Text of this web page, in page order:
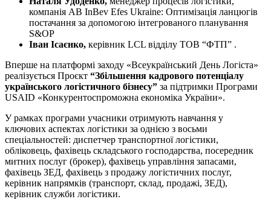
компанія AB InBev Efes Ukraine: Оптимізація ланцюгів
постачання за допомогою інтегрованого планування
S&OP
Іван Ісаєнко, керівник LCL відділу ТОВ “ФТП” .
Вперше на платформі заходу «Всеукраїнський День Логіста»
реалізується Проєкт “Збільшення кадрового потенціалу
українського логістичного бізнесу” за підтримки Програми
USAID «Конкурентоспроможна економіка України».
У рамках програми учасники отримують навчання у
ключових аспектах логістики за однією з восьми
спеціальностей: диспетчер транспортної логістики,
обліковець, фахівець складського господарства, посередник
митних послуг (брокер), фахівець управління запасами,
фахівець ЗЕД, фахівець з продажу логістичних послуг,
керівник напрямків (транспорт, склад, продажі, ЗЕД),
керівник служби логістики.